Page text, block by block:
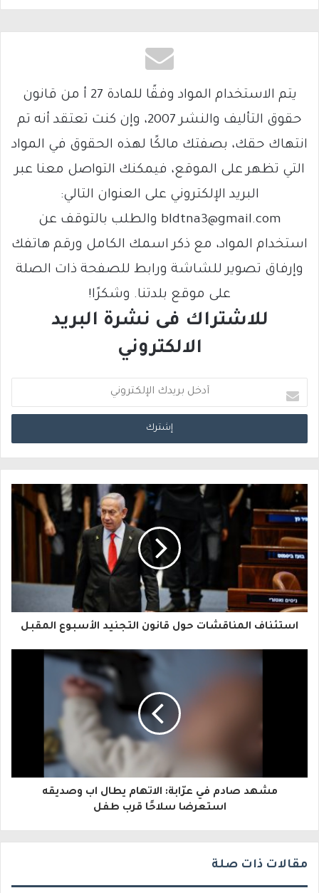
يتم الاستخدام المواد وفقًا للمادة 27 أ من قانون
حقوق التأليف والنشر 2007، وإن كنت تعتقد أنه تم
انتهاك حقك، بصفتك مالكًا لهذه الحقوق في المواد
التي تظهر على الموقع، فيمكنك التواصل معنا عبر
البريد الإلكتروني على العنوان التالي:
bldtna3@gmail.com والطلب بالتوقف عن
استخدام المواد، مع ذكر اسمك الكامل ورقم هاتفك
وإرفاق تصوير للشاشة ورابط للصفحة ذات الصلة
على موقع بلدتنا. وشكرًا!
للاشتراك فى نشرة البريد
الالكتروني
د
خ
ر
ي
د
ك
ا
ي
استئناف المناقشات حول قانون التجنيد الأسبوع المقبل
مشهد صادم في عرّابة: الاتهام يطال اب وصديقه
استعرضا سلاحًا قرب طفل
مقالات ذات صلة